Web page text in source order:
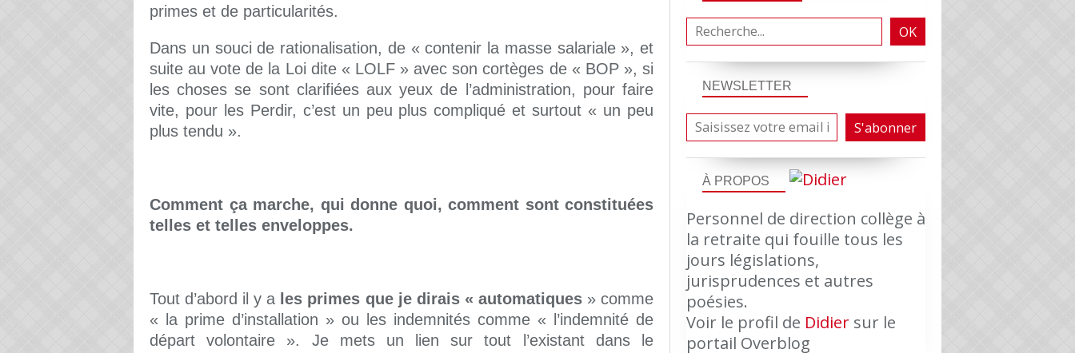
primes et de particularités.
Dans un souci de rationalisation, de « contenir la masse salariale », et
suite au vote de la Loi dite « LOLF » avec son cortèges de « BOP », si
les choses se sont clarifiées aux yeux de l’administration, pour faire
vite, pour les Perdir, c’est un peu plus compliqué et surtout « un peu
plus tendu ».
Comment ça marche, qui donne quoi, comment sont constituées
telles et telles enveloppes.
Tout d’abord il y a les primes que je dirais « automatiques » comme
« la prime d’installation » ou les indemnités comme « l’indemnité de
départ volontaire ». Je mets un lien sur tout l’existant dans le
NEWSLETTER
À PROPOS
Personnel de direction collège à
la retraite qui fouille tous les
jours législations,
jurisprudences et autres
poésies.
Voir le profil de Didier sur le
portail Overblog